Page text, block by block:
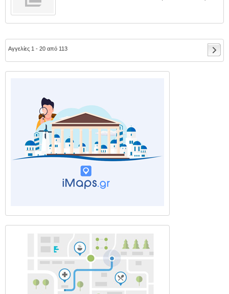
Αγγελίες 1 - 20 από 113